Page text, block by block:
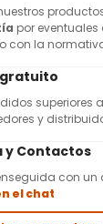
por
con la
superiores a
y
y Contactos
con un
el chat